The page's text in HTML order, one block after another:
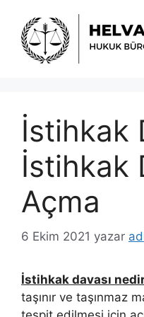
İstihkak
İstihkak
Açma
6 Ekim 2021 yazar
İstihkak davası
taşınır ve taşınmaz